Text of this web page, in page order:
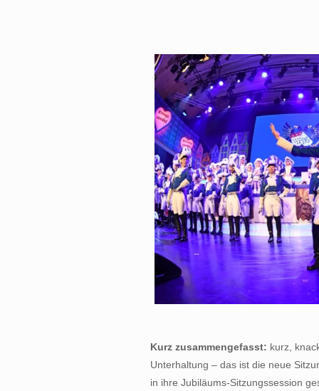
Kurz zusammengefasst: kurz,
Unterhaltung – das ist die neue
in ihre Jubiläums-Sitzungssession